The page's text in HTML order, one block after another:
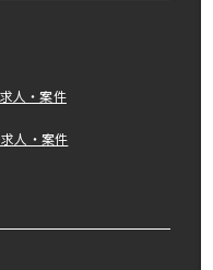
人・案件
人・案件